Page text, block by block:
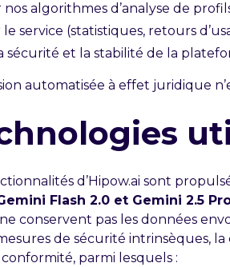
algorithmes d’analyse de
service (statistiques, retours
sécurité et la stabilité de la
automatisée à effet juridique
d’Hipow.ai sont
Flash 2.0 et Gemini 2.5
conservent pas les données
de sécurité intrinsèques,
parmi lesquels :